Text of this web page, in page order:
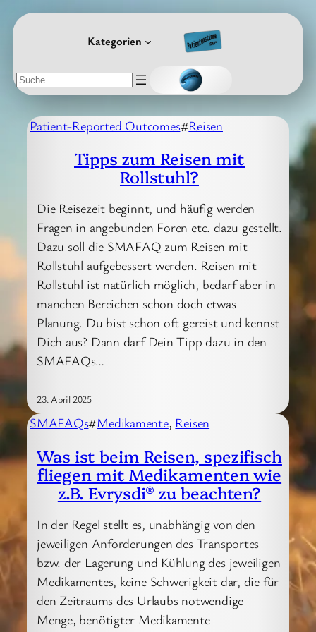
Zum
Inhalt
Kategorien
Suchen
Patient-Reported Outcomes#Reisen
Tipps zum Reisen mit
Rollstuhl?
Die Reisezeit beginnt, und häufig werden
Fragen in angebunden Foren etc. dazu gestellt.
Dazu soll die SMAFAQ zum Reisen mit
Rollstuhl aufgebessert werden. Reisen mit
Rollstuhl ist natürlich möglich, bedarf aber in
manchen Bereichen schon doch etwas
Planung. Du bist schon oft gereist und kennst
Dich aus? Dann darf Dein Tipp dazu in den
SMAFAQs…
23. April 2025
SMAFAQs#Medikamente, Reisen
Was ist beim Reisen, spezifisch
fliegen mit Medikamenten wie
z.B. Evrysdi® zu beachten?
In der Regel stellt es, unabhängig von den
jeweiligen Anforderungen des Transportes
bzw. der Lagerung und Kühlung des jeweiligen
Medikamentes, keine Schwerigkeit dar, die für
den Zeitraums des Urlaubs notwendige
Menge, benötigter Medikamente